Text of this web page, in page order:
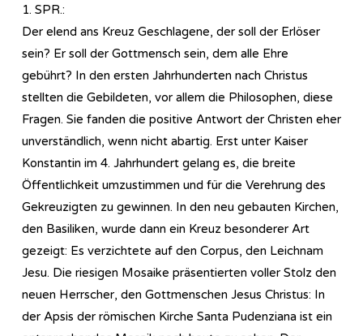
1. SPR.:
Der elend ans Kreuz Geschlagene, der soll der Erlöser
sein? Er soll der Gottmensch sein, dem alle Ehre
gebührt? In den ersten Jahrhunderten nach Christus
stellten die Gebildeten, vor allem die Philosophen, diese
Fragen. Sie fanden die positive Antwort der Christen eher
unverständlich, wenn nicht abartig. Erst unter Kaiser
Konstantin im 4. Jahrhundert gelang es, die breite
Öffentlichkeit umzustimmen und für die Verehrung des
Gekreuzigten zu gewinnen. In den neu gebauten Kirchen,
den Basiliken, wurde dann ein Kreuz besonderer Art
gezeigt: Es verzichtete auf den Corpus, den Leichnam
Jesu. Die riesigen Mosaike präsentierten voller Stolz den
neuen Herrscher, den Gottmenschen Jesus Christus: In
der Apsis der römischen Kirche Santa Pudenziana ist ein